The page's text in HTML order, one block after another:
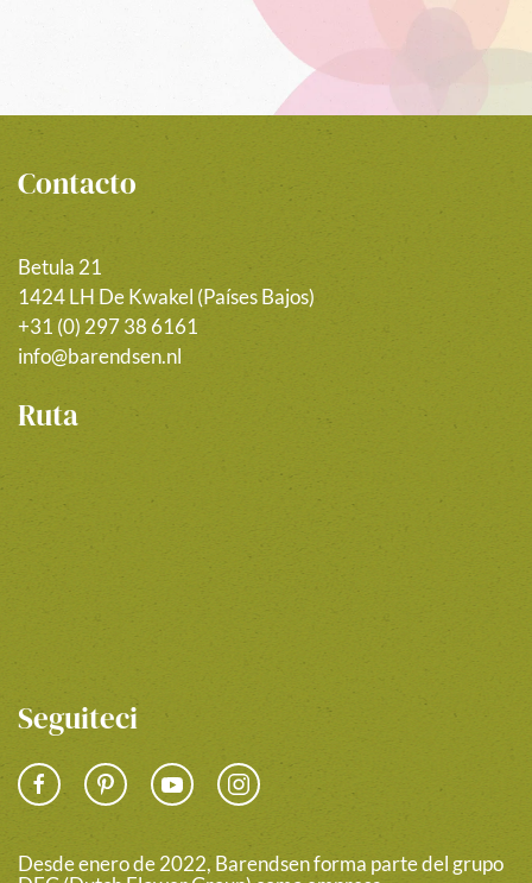
Contacto
Betula 21
1424 LH De Kwakel (Países Bajos)
+31 (0) 297 38 6161
info@barendsen.nl
Ruta
Seguiteci
Desde enero de 2022, Barendsen forma parte del grupo